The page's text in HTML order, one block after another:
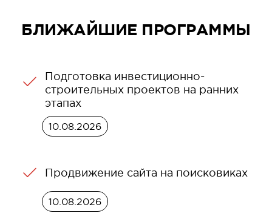
БЛИЖАЙШИЕ ПРОГРАММЫ
Подготовка инвестиционно-
строительных проектов на ранних
этапах
10.08.2026
Продвижение сайта на поисковиках
10.08.2026